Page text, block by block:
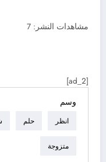
مشاهدات النشر: 7
[ad_2]
وسم
انظر حلم
متزوجة